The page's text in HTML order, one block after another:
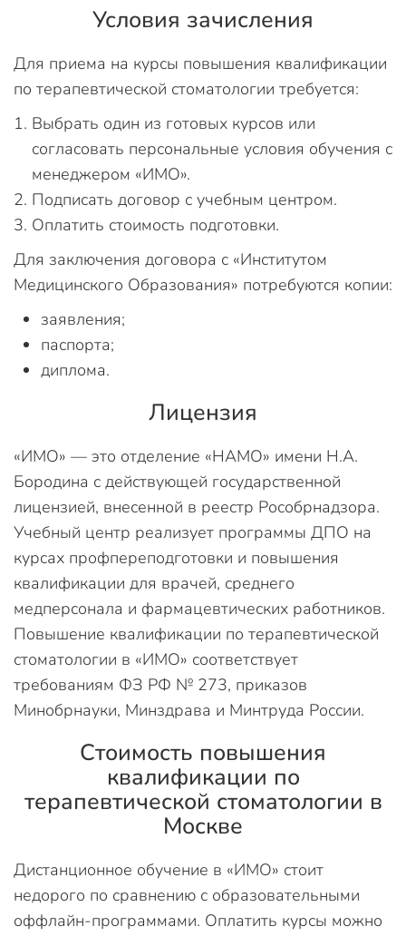
Условия зачисления
Для приема на курсы повышения квалификации
по терапевтической стоматологии требуется:
Выбрать один из готовых курсов или
согласовать персональные условия обучения с
менеджером «ИМО».
Подписать договор с учебным центром.
Оплатить стоимость подготовки.
Для заключения договора с «Институтом
Медицинского Образования» потребуются копии:
заявления;
паспорта;
диплома.
Лицензия
«ИМО» — это отделение «НАМО» имени Н.А.
Бородина с действующей государственной
лицензией, внесенной в реестр Рособрнадзора.
Учебный центр реализует программы ДПО на
курсах профпереподготовки и повышения
квалификации для врачей, среднего
медперсонала и фармацевтических работников.
Повышение квалификации по терапевтической
стоматологии в «ИМО» соответствует
требованиям ФЗ РФ № 273, приказов
Минобрнауки, Минздрава и Минтруда России.
Стоимость повышения
квалификации по
терапевтической стоматологии в
Москве
Дистанционное обучение в «ИМО» стоит
недорого по сравнению с образовательными
оффлайн-программами. Оплатить курсы можно